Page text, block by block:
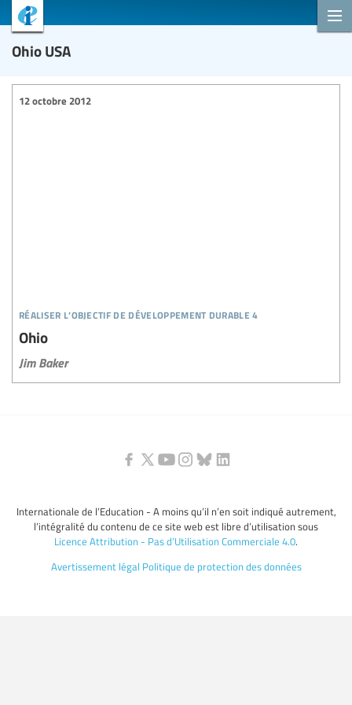
Ohio USA
réaliser l’objectif de développement durable 4
12 octobre 2012
Ohio
Jim Baker
Internationale de l’Education - A moins qu’il n’en soit indiqué autrement,
l’intégralité du contenu de ce site web est libre d’utilisation sous
Licence Attribution - Pas d’Utilisation Commerciale 4.0.
Avertissement légal Politique de protection des données